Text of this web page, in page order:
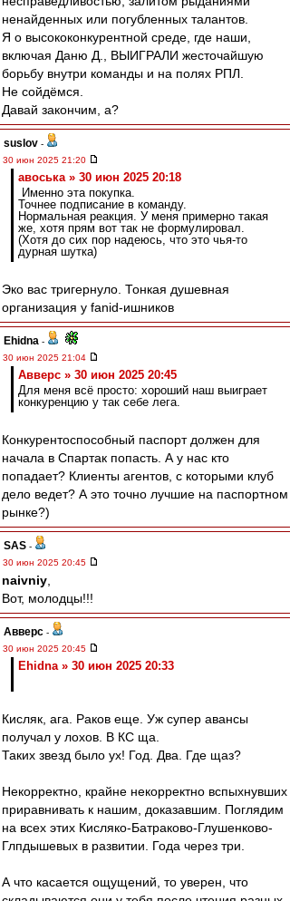
ненайденных или погубленных талантов.
Я о высококонкурентной среде, где наши,
включая Даню Д., ВЫИГРАЛИ жесточайшую
борьбу внутри команды и на полях РПЛ.
Не сойдёмся.
Давай закончим, а?
suslov -
30 июн 2025 21:20
авоська » 30 июн 2025 20:18
Именно эта покупка.
Точнее подписание в команду.
Нормальная реакция. У меня примерно такая
же, хотя прям вот так не формулировал.
(Хотя до сих пор надеюсь, что это чья-то
дурная шутка)
Эко вас тригернуло. Тонкая душевная
организация у fanid-ишников
Ehidna -
30 июн 2025 21:04
Авверс » 30 июн 2025 20:45
Для меня всё просто: хороший наш выиграет
конкуренцию у так себе лега.
Конкурентоспособный паспорт должен для
начала в Спартак попасть. А у нас кто
попадает? Клиенты агентов, с которыми клуб
дело ведет? А это точно лучшие на паспортном
рынке?)
SAS -
30 июн 2025 20:45
naivniy
Вот, молодцы!!!
Авверс -
30 июн 2025 20:45
Ehidna » 30 июн 2025 20:33
Кисляк, ага. Раков еще. Уж супер авансы
получал у лохов. В КС ща.
Таких звезд было ух! Год. Два. Где щаз?
Некорректно, крайне некорректно вспыхнувших
приравнивать к нашим, доказавшим. Поглядим
на всех этих Кисляко-Батраково-Глушенково-
Глпдышевых в развитии. Года через три.
А что касается ощущений, то уверен, что